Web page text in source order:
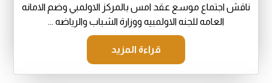
ناقش اجتماع موسع عقد امس بالمركز الاولمبي وضم الامانه
العامه للجنه الاولمبيه ووزارة الشباب والرياضه ...
قراءة المزيد